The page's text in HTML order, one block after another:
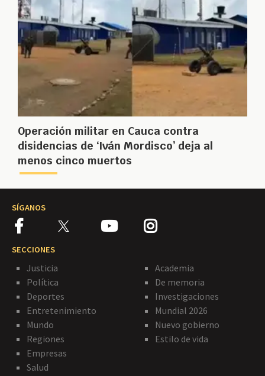
Operación militar en Cauca contra
disidencias de ‘Iván Mordisco’ deja al
menos cinco muertos
SÍGANOS
SECCIONES
Justicia
Política
Deportes
Entretenimiento
Mundo
Regiones
Empresas
Salud
Academia
De memoria
Investigaciones
Mundial 2026
Nuevo gobierno
Estilo de vida